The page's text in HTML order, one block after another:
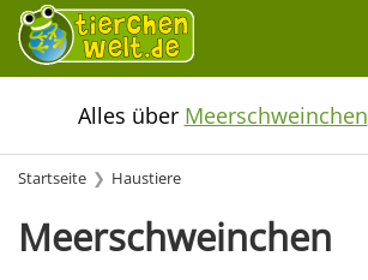
Alles über Meerschweinchen
Startseite Haustiere
Meerschweinchen